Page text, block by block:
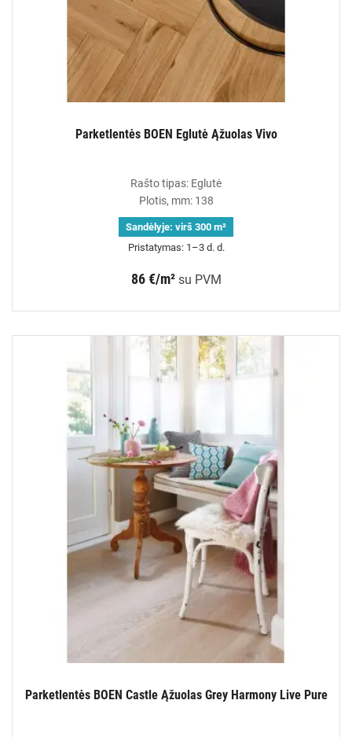
Parketlentės BOEN Eglutė Ąžuolas Vivo
Rašto tipas: Eglutė
Plotis, mm: 138
Sandėlyje: virš 300 m²
Pristatymas: 1–3 d. d.
86 €/m² su PVM
Parketlentės BOEN Castle Ąžuolas Grey Harmony Live Pure